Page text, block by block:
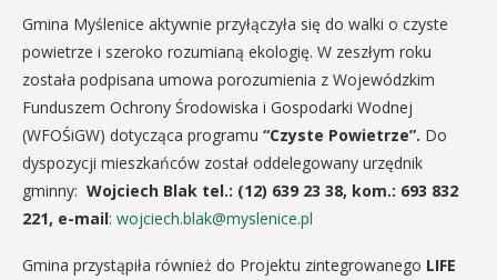
Gmina Myślenice aktywnie przyłączyła się do walki o czyste
powietrze i szeroko rozumianą ekologię. W zeszłym roku
została podpisana umowa porozumienia z Wojewódzkim
Funduszem Ochrony Środowiska i Gospodarki Wodnej
(WFOŚiGW) dotycząca programu “Czyste Powietrze”. Do
dyspozycji mieszkańców został oddelegowany urzędnik
gminny: Wojciech Blak tel.: (12) 639 23 38, kom.: 693 832
221, e-mail: wojciech.blak@myslenice.pl
Gmina przystąpiła również do Projektu zintegrowanego LIFE